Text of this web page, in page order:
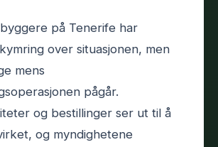
på Tenerife har
over situasjonen, men
mens
pågår.
og bestillinger ser ut til å
og myndighetene